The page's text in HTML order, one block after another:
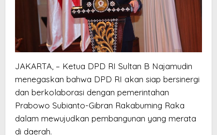
JAKARTA, – Ketua DPD RI Sultan B Najamudin
menegaskan bahwa DPD RI akan siap bersinergi
dan berkolaborasi dengan pemerintahan
Prabowo Subianto-Gibran Rakabuming Raka
dalam mewujudkan pembangunan yang merata
di daerah.